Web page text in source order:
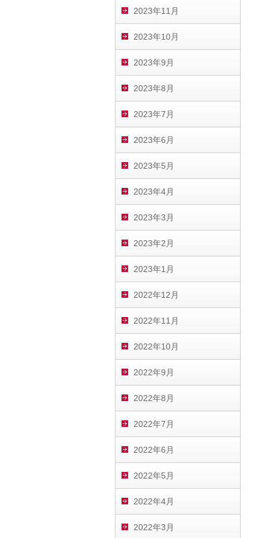
2023年11月
2023年10月
2023年9月
2023年8月
2023年7月
2023年6月
2023年5月
2023年4月
2023年3月
2023年2月
2023年1月
2022年12月
2022年11月
2022年10月
2022年9月
2022年8月
2022年7月
2022年6月
2022年5月
2022年4月
2022年3月